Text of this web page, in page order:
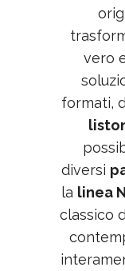
vero
formati,
diversi
la linea
classico